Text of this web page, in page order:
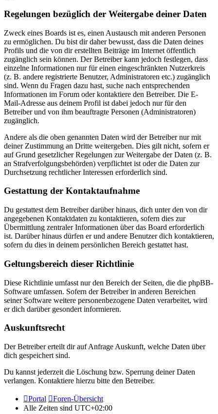
Regelungen bezüglich der Weitergabe deiner Daten
Zweck eines Boards ist es, einen Austausch mit anderen Personen
zu ermöglichen. Du bist dir daher bewusst, dass die Daten deines
Profils und die von dir erstellten Beiträge im Internet öffentlich
zugänglich sein können. Der Betreiber kann jedoch festlegen, dass
einzelne Informationen nur für einen eingeschränkten Nutzerkreis
(z. B. andere registrierte Benutzer, Administratoren etc.) zugänglich
sind. Wenn du Fragen dazu hast, suche nach entsprechenden
Informationen im Forum oder kontaktiere den Betreiber. Die E-
Mail-Adresse aus deinem Profil ist dabei jedoch nur für den
Betreiber und von ihm beauftragte Personen (Administratoren)
zugänglich.
Andere als die oben genannten Daten wird der Betreiber nur mit
deiner Zustimmung an Dritte weitergeben. Dies gilt nicht, sofern er
auf Grund gesetzlicher Regelungen zur Weitergabe der Daten (z. B.
an Strafverfolgungsbehörden) verpflichtet ist oder die Daten zur
Durchsetzung rechtlicher Interessen erforderlich sind.
Gestattung der Kontaktaufnahme
Du gestattest dem Betreiber darüber hinaus, dich unter den von dir
angegebenen Kontaktdaten zu kontaktieren, sofern dies zur
Übermittlung zentraler Informationen über das Board erforderlich
ist. Darüber hinaus dürfen er und andere Benutzer dich kontaktieren,
sofern du dies in deinem persönlichen Bereich gestattet hast.
Geltungsbereich dieser Richtlinie
Diese Richtlinie umfasst nur den Bereich der Seiten, die die phpBB-
Software umfassen. Sofern der Betreiber in anderen Bereichen
seiner Software weitere personenbezogene Daten verarbeitet, wird
er dich darüber gesondert informieren.
Auskunftsrecht
Der Betreiber erteilt dir auf Anfrage Auskunft, welche Daten über
dich gespeichert sind.
Du kannst jederzeit die Löschung bzw. Sperrung deiner Daten
verlangen. Kontaktiere hierzu bitte den Betreiber.
Portal
Foren-Übersicht
Alle Zeiten sind UTC+02:00